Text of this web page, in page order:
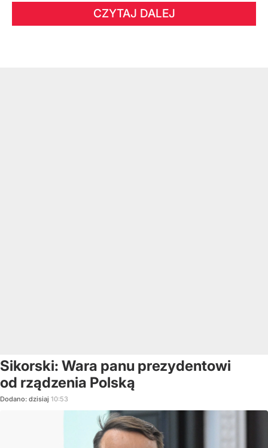
CZYTAJ DALEJ
Sikorski: Wara panu prezydentowi
od rządzenia Polską
Dodano: dzisiaj 10:53